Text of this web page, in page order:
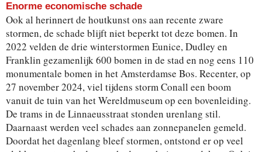
Enorme economische schade
Ook al herinnert de houtkunst ons aan recente zware
stormen, de schade blijft niet beperkt tot deze bomen. In
2022 velden de drie winterstormen Eunice, Dudley en
Franklin gezamenlijk 600 bomen in de stad en nog eens 110
monumentale bomen in het Amsterdamse Bos. Recenter, op
27 november 2024, viel tijdens storm Conall een boom
vanuit de tuin van het Wereldmuseum op een bovenleiding.
De trams in de Linnaeusstraat stonden urenlang stil.
Daarnaast werden veel schades aan zonnepanelen gemeld.
Doordat het dagenlang bleef stormen, ontstond er op veel